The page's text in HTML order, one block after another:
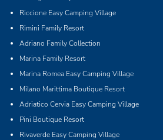
Riccione Easy Camping Village
Rimini Family Resort
Adriano Family Collection
Marina Family Resort
Marina Romea Easy Camping Village
Milano Marittima Boutique Resort
Adriatico Cervia Easy Camping Village
Pini Boutique Resort
Rivaverde Easy Camping Village